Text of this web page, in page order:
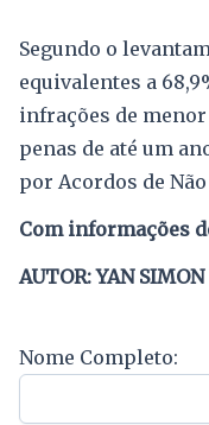
Segundo o
equivalentes a
infrações de
penas de até um
por Acordos de
Com informações
AUTOR: YAN
Nome Completo: